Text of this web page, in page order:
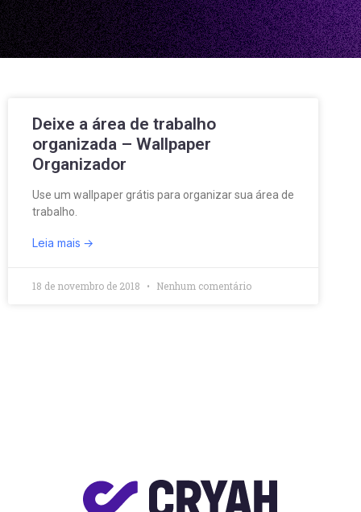
Deixe a área de trabalho
organizada – Wallpaper
Organizador
Use um wallpaper grátis para organizar sua área de
trabalho.
Leia mais
18 de novembro de 2018 Nenhum comentário